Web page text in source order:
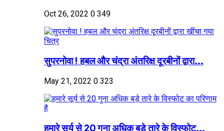
Oct 26, 2022 0 349
सुपरनोवा ! हबल और चंद्रा अंतरिक्ष दूरबीनों द्वारा...
May 21, 2022 0 323
हमारे सूर्य से 20 गुना अधिक बड़े तारे के विस्फोट...